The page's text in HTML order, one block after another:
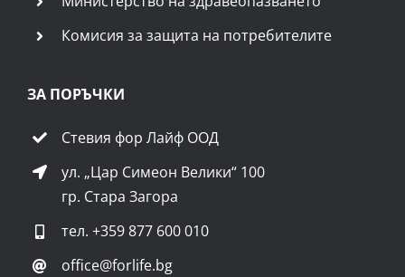
Комисия за защита на потребителите
ЗА ПОРЪЧКИ
Стевия фор Лайф ООД
ул. „Цар Симеон Велики“ 100
гр. Стара Загора
тел.+359 877 600 010
office@forlife.bg